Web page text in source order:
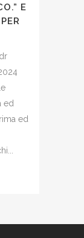
E
ed
ed